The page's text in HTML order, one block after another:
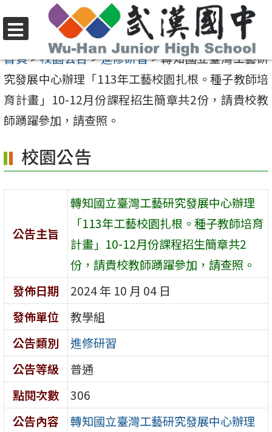
至
要
內
容
選
單
首頁>校園公告>進修研習>轉知國立臺灣工藝研
究發展中心辦理「113年工藝校園扎根。種子教師培
育計畫」10-12月份課程招生簡章共2份，請貴校教
師踴躍參加，請查照。
校園公告
公告主旨
轉知國立臺灣工藝研究發展中心辦理
「113年工藝校園扎根。種子教師培育
計畫」10-12月份課程招生簡章共2
份，請貴校教師踴躍參加，請查照。
發佈日期
2024 年 10 月 04 日
發佈單位
教學組
公告類別
進修研習
公告等級
普通
點閱次數
306
公告內容
轉知國立臺灣工藝研究發展中心辦理